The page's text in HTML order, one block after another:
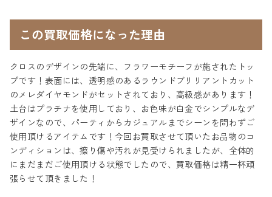
この買取価格になった理由
クロスのデザインの先端に、フラワーモチーフが施されたトッ
プです！表面には、透明感のあるラウンドブリリアントカット
のメレダイヤモンドがセットされており、高級感があります！
土台はプラチナを使用しており、お色味が白金でシンプルなデ
ザインなので、パーティからカジュアルまでシーンを問わずご
使用頂けるアイテムです！今回お買取させて頂いたお品物のコ
ンディションは、擦り傷や汚れが見受けられましたが、全体的
にまだまだご使用頂ける状態でしたので、買取価格は精一杯頑
張らせて頂きました！